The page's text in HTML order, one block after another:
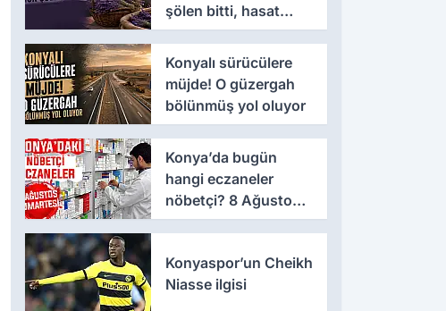
şölen bitti, hasat
mesaisi başladı
Konyalı sürücülere
müjde! O güzergah
bölünmüş yol oluyor
Konya’da bugün
hangi eczaneler
nöbetçi? 8 Ağustos
Cumartesi günü
Konyaspor’un Cheikh
Niasse ilgisi